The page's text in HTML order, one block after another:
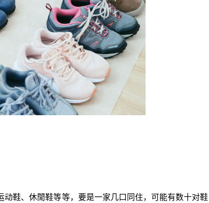
鞋、休閒鞋等等，要是一家几口同住，可能有数十对鞋